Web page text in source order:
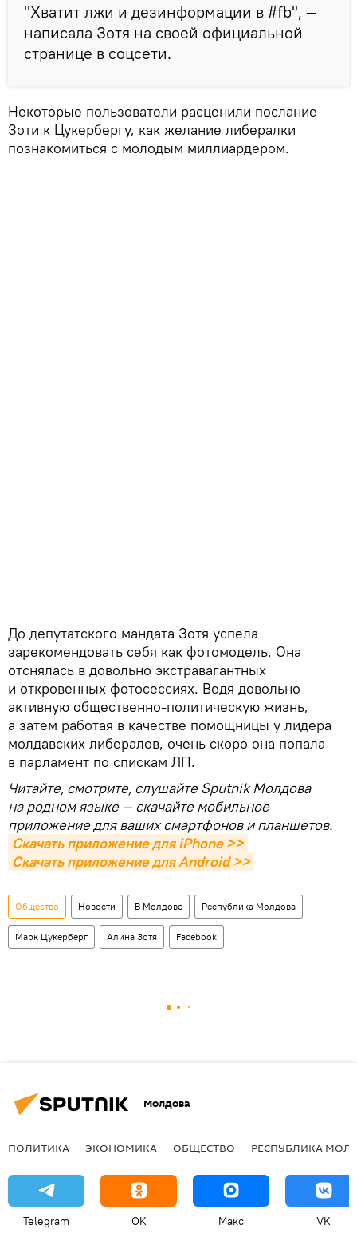
"Хватит лжи и дезинформации в #fb", —
написала Зотя на своей официальной
странице в соцсети.
Некоторые пользователи расценили послание
Зоти к Цукербергу, как желание либералки
познакомиться с молодым миллиардером.
До депутатского мандата Зотя успела
зарекомендовать себя как фотомодель. Она
отснялась в довольно экстравагантных
и откровенных фотосессиях. Ведя довольно
активную общественно-политическую жизнь,
а затем работая в качестве помощницы у лидера
молдавских либералов, очень скоро она попала
в парламент по спискам ЛП.
Читайте, смотрите, слушайте Sputnik Молдова
на родном языке — скачайте мобильное
приложение для ваших смартфонов и планшетов.
Скачать приложение для iPhone >>
Скачать приложение для Android >>
Общество Новости В Молдове Республика Молдова
Марк Цукерберг Алина Зотя Facebook
Молдова
ПОЛИТИКА ЭКОНОМИКА ОБЩЕСТВО РЕСПУБЛИКА
Telegram OK Макс VK